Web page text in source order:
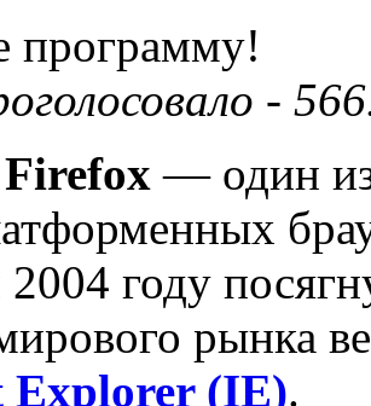
программу!
- 566
— один
2004 году
рынка
Explorer (IE).